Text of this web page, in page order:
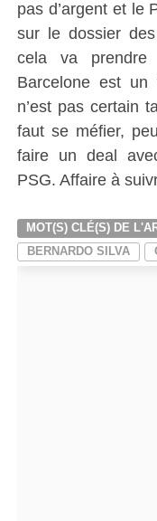
pas d’argent et le
sur le dossier
cela va
Barcelone est
n’est pas certain
faut se méfier,
faire un deal
PSG. Affaire à
MOT(S) CLÉ(S) DE
BERNARDO SILVA